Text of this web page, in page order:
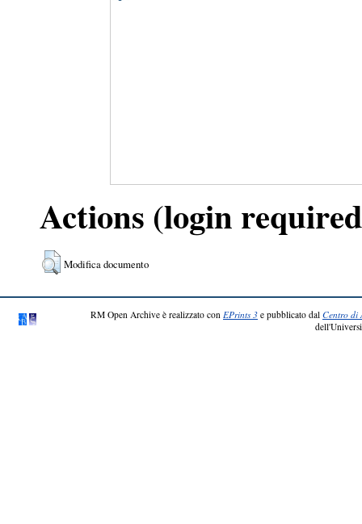
Actions (login
Modifica documento
RM Open Archive è realizzato con EPrints 3 e pubblicato dal Centro di